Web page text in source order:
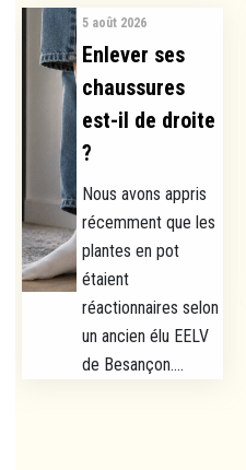
5 août 2026
Enlever ses
chaussures
est-il de droite
?
Nous avons appris
récemment que les
plantes en pot
étaient
réactionnaires selon
un ancien élu EELV
de Besançon....